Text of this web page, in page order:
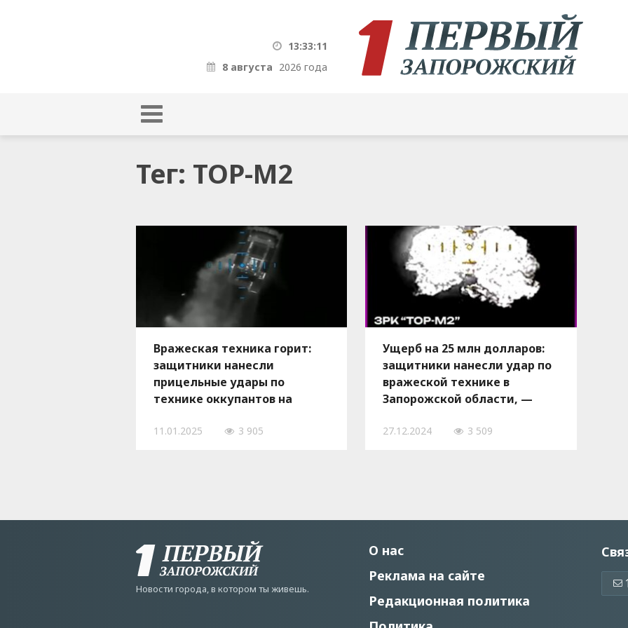
13:33:12
8 августа 2026 года
Тег: ТОР-М2
Вражеская техника горит:
защитники нанесли
прицельные удары по
технике оккупантов на
ВИДЕО
11.01.2025 3 905
Ущерб на 25 млн долларов:
защитники нанесли удар по
вражеской технике в
Запорожской области, —
27.12.2024 3 509
Новости города, в котором ты живешь.
О нас
Реклама на сайте
Редакционная политика